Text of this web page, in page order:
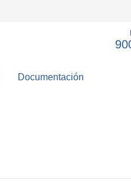
Documentación